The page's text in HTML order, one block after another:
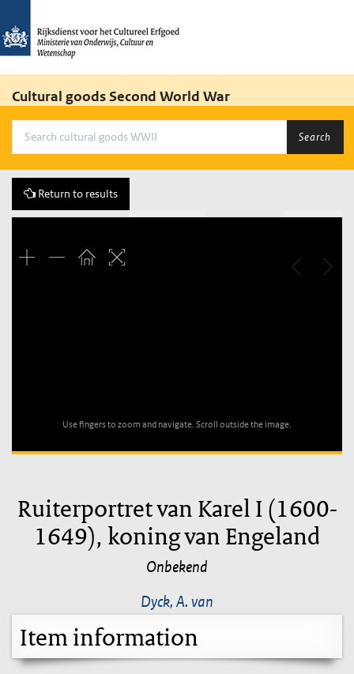
Cultural goods Second World War
Search
Return to results
Use fingers to zoom and navigate. Scroll outside the image.
Ruiterportret van Karel I (1600-
1649), koning van Engeland
Onbekend
Dyck, A. van
Item information